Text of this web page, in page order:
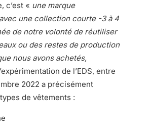
c’est « une marque
une collection courte -3 à 4
de notre volonté de réutiliser
ou des restes de production
nous avons achetés,
de l’EDS, entre
2022 a précisément
de vêtements :